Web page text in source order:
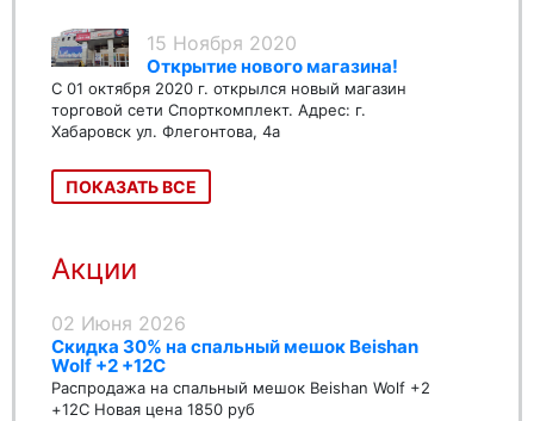
15 Ноября 2020
Открытие нового магазина!
С 01 октября 2020 г. открылся новый магазин
торговой сети Спорткомплект. Адрес: г.
Хабаровск ул. Флегонтова, 4а
ПОКАЗАТЬ ВСЕ
Акции
02 Июня 2026
Скидка 30% на спальный мешок Beishan
Wolf +2 +12C
Распродажа на спальный мешок Beishan Wolf +2
+12C Новая цена 1850 руб